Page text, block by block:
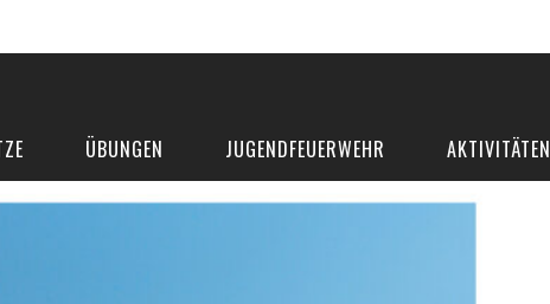
ÜBUNGEN JUGENDFEUERWEHR AKTIVITÄTEN